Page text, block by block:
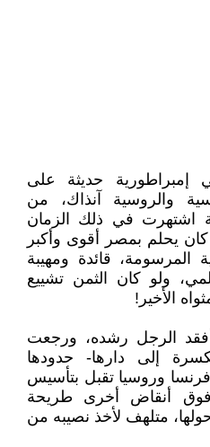
إمبراطورية حديثة على
والروسية آنذاك، من
اشتهرت في ذلك الزمان
يحلم بمصر أقوى وأكبر
المرسومة، قائدة ومهيبة
ولو كان الثمن تشييع
الأخير!
أفقد الرجل رشده، ورجعت
إلى دارها- حدودها
وروسيا تقبل بتأسيس
فوق أنقاض أخرى طريحة
متلهف لأخذ نصيبه من